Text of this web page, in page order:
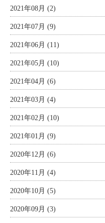
2021年08月 (2)
2021年07月 (9)
2021年06月 (11)
2021年05月 (10)
2021年04月 (6)
2021年03月 (4)
2021年02月 (10)
2021年01月 (9)
2020年12月 (6)
2020年11月 (4)
2020年10月 (5)
2020年09月 (3)